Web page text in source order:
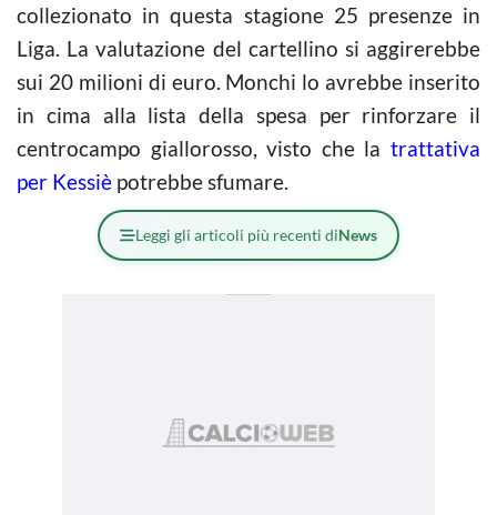
collezionato in questa stagione 25 presenze in
Liga. La valutazione del cartellino si aggirerebbe
sui 20 milioni di euro. Monchi lo avrebbe inserito
in cima alla lista della spesa per rinforzare il
centrocampo giallorosso, visto che la trattativa
per Kessiè potrebbe sfumare.
Leggi gli articoli più recenti diNews